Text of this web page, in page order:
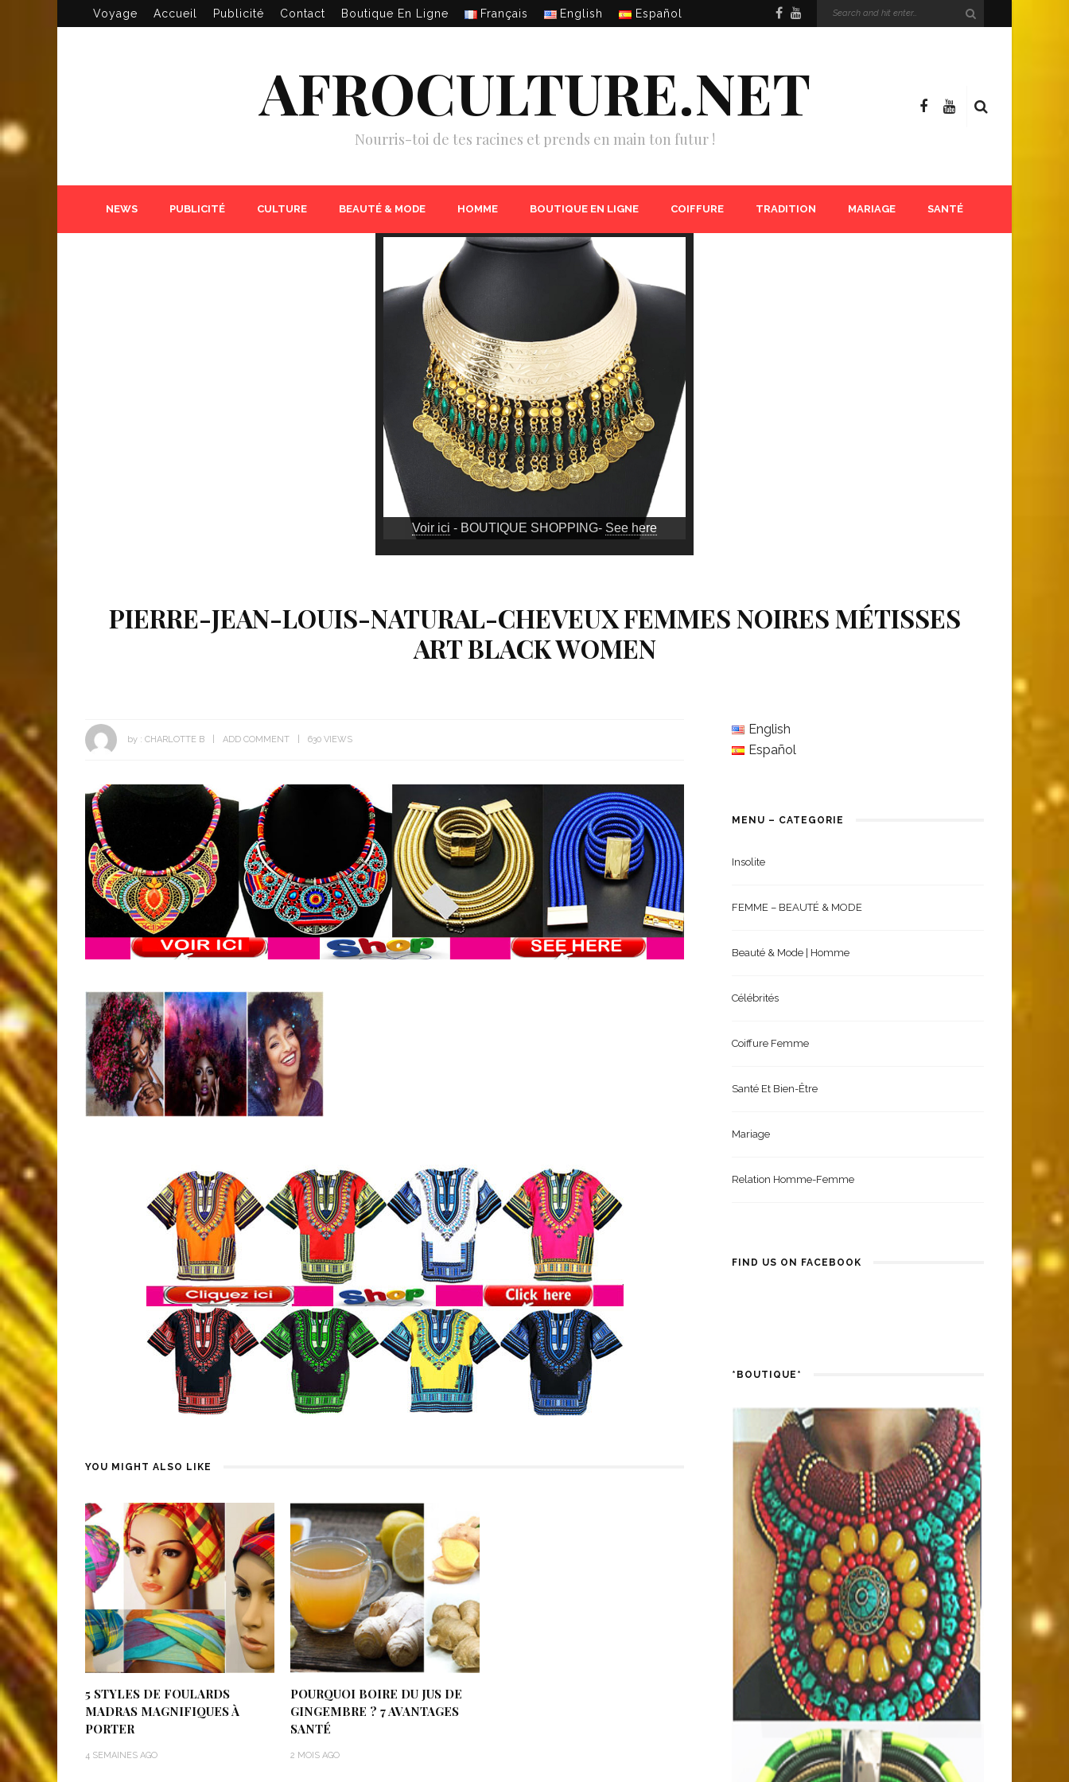
Voyage Accueil Publicité Contact Boutique En Ligne Français English Español
AFROCULTURE.NET
Nourris-toi de tes racines et prends en main ton futur !
NEWS PUBLICITÉ CULTURE BEAUTÉ & MODE HOMME BOUTIQUE EN LIGNE COIFFURE TRADITION MARIAGE SANTÉ
Voir ici - BOUTIQUE SHOPPING- See here
PIERRE-JEAN-LOUIS-NATURAL-CHEVEUX FEMMES NOIRES MÉTISSES
ART BLACK WOMEN
by : CHARLOTTE B ADD COMMENT 630 VIEWS
YOU MIGHT ALSO LIKE
5 STYLES DE FOULARDS
MADRAS MAGNIFIQUES À
PORTER
4 SEMAINES AGO
POURQUOI BOIRE DU JUS DE
GINGEMBRE ? 7 AVANTAGES
SANTÉ
2 MOIS AGO
English
Español
MENU – CATEGORIE
Insolite
FEMME – BEAUTÉ & MODE
Beauté & Mode | Homme
Célébrités
Coiffure Femme
Santé Et Bien-Être
Mariage
Relation Homme-Femme
FIND US ON FACEBOOK
*BOUTIQUE*